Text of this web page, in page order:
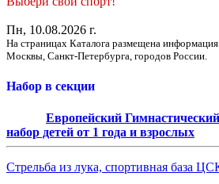
Пн, 10.08.2026 г.
На страницах Каталога размещена
Москвы, Санкт-Петербурга, городов России.
Набор в секции
Европейский
набор детей от 1 года и взрослых
Стрельба из лука, спортивная база